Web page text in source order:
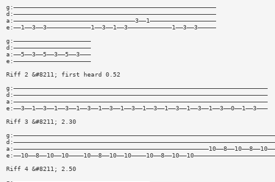
g:———————————————————————————————————————————————————————
d:———————————————————————————————————————————————————————
a:—————————————————————————————————3——1——————————————————
e:——1——3——3————————————1——3——1——3————————————1——3——3—————
g:—————————————————————
d:—————————————————————
a:——5——3——5——3——5——3———
e:—————————————————————
Riff 2 &#8211; first heard 0.52
g:—————————————————————————————————————————————————————————————————————
d:—————————————————————————————————————————————————————————————————————
a:—————————————————————————————————————————————————————————————————————
e:——3——1——3——1——3——1——3——1——3——1——3——1——3——1——3——1——3——1——3——0——1——3———
Riff 3 &#8211; 2.30
Riff 4 &#8211; 2.50